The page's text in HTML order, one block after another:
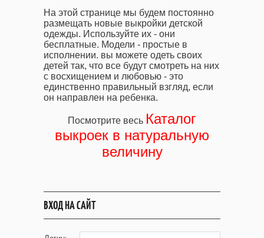
На этой странице мы будем постоянно
размещать новые выкройки детской
одежды. Используйте их - они
бесплатные. Модели - простые в
исполнении. вы можете одеть своих
детей так, что все будут смотреть на них
с восхищением и любовью - это
единственно правильный взгляд, если
он направлен на ребенка.
Посмотрите весь Каталог
выкроек в натуральную
величину
ВХОД НА САЙТ